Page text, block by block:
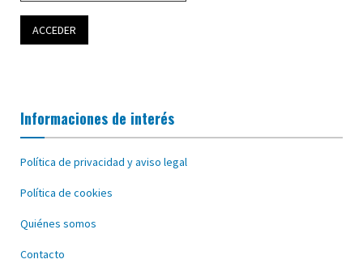
Informaciones de interés
Política de privacidad y aviso legal
Política de cookies
Quiénes somos
Contacto